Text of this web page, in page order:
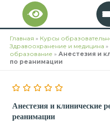
Перейти
содержимому
Главная » Курсы
Здравоохранение и медицина »
образование » Анестезия и
по реанимации
Анестезия и клинические
реанимации